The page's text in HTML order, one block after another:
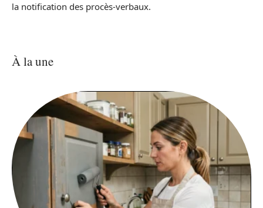
la notification des procès-verbaux.
À la une